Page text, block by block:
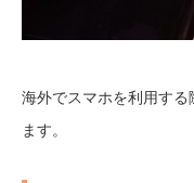
海外でスマホを利用す
ます。